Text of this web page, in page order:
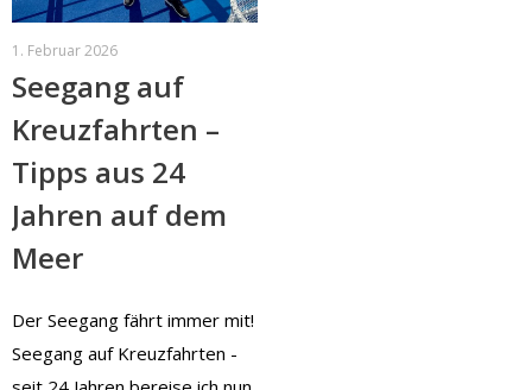
1. Februar 2026
Seegang auf
Kreuzfahrten –
Tipps aus 24
Jahren auf dem
Meer
Der Seegang fährt immer mit!
Seegang auf Kreuzfahrten -